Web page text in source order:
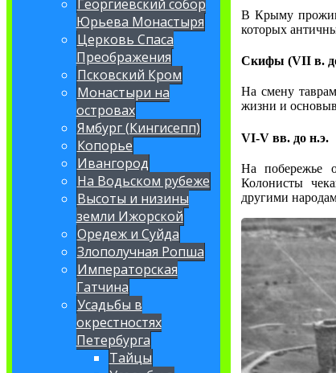
Георгиевский собор
Юрьева Монастыря
Церковь Спаса
Преображения
Псковский Кром
Монастыри на
островах
Ямбург (Кингисепп)
Копорье
Ивангород
На Водьском рубеже
Высоты и низины
земли Ижорской
Оредеж и Суйда
Злополучная Ропша
Императорская
Гатчина
Усадьбы в
окрестностях
Петербурга
Тайцы
В Крыму
которых
Скифы (VII в.
На смену
жизни и
VI-V вв. до н.э.
На побережье
Колонисты
другими